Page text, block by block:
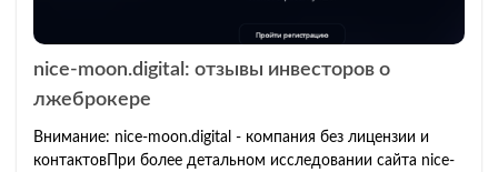
nice-moon.digital: отзывы инвесторов о
лжеброкере
Внимание: nice-moon.digital - компания без лицензии и
контактовПри более детальном исследовании сайта nice-